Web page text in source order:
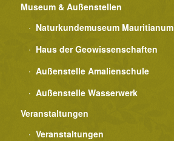
Museum & Außenstellen
Naturkundemuseum Mauritianum
Haus der Geowissenschaften
Außenstelle Amalienschule
Außenstelle Wasserwerk
Veranstaltungen
Veranstaltungen